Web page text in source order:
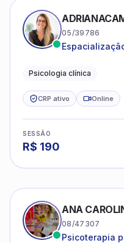
05/39786
Psicologia clínica
CRP ativo Online
SESSÃO
R$ 190
ANA
08/47307
Psicoterapia